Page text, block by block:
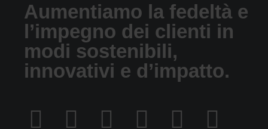
Aumentiamo la fedeltà e
l’impegno dei clienti in
modi sostenibili,
innovativi e d’impatto.